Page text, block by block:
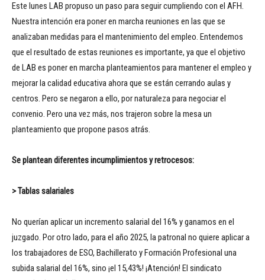
Este lunes LAB propuso un paso para seguir cumpliendo con el AFH.
Nuestra intención era poner en marcha reuniones en las que se
analizaban medidas para el mantenimiento del empleo. Entendemos
que el resultado de estas reuniones es importante, ya que el objetivo
de LAB es poner en marcha planteamientos para mantener el empleo y
mejorar la calidad educativa ahora que se están cerrando aulas y
centros. Pero se negaron a ello, por naturaleza para negociar el
convenio. Pero una vez más, nos trajeron sobre la mesa un
planteamiento que propone pasos atrás.
Se plantean diferentes incumplimientos y retrocesos:
> Tablas salariales
No querían aplicar un incremento salarial del 16% y ganamos en el
juzgado. Por otro lado, para el año 2025, la patronal no quiere aplicar a
los trabajadores de ESO, Bachillerato y Formación Profesional una
subida salarial del 16%, sino ¡el 15,43%! ¡Atención! El sindicato